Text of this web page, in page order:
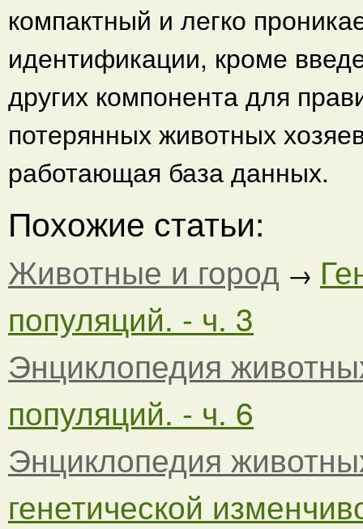
компактный и легко
идентификации, кроме
других компонента для
потерянных животных
работающая база данных.
Похожие статьи:
Животные и город →
популяций. - ч. 3
Энциклопедия
популяций. - ч. 6
Энциклопедия
генетической